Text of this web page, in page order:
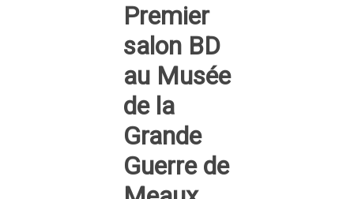
Premier
salon BD
au Musée
de la
Grande
Guerre de